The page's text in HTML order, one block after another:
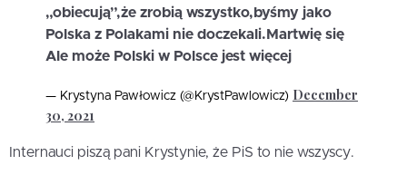
„obiecują”,że zrobią wszystko,byśmy jako
Polska z Polakami nie doczekali.Martwię się
Ale może Polski w Polsce jest więcej
— Krystyna Pawłowicz (@KrystPawlowicz) December
30, 2021
Internauci piszą pani Krystynie, że PiS to nie wszyscy.